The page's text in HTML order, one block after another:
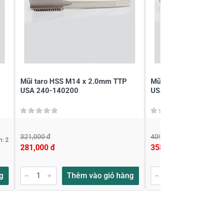
2
Mũi taro HSS M14 x 2.0mm TTP
USA 240-140200
321,000 đ
281,000 đ
Thêm vào giỏ hàng
Mũi taro HSS M16
USA 240-160200
409,000 đ
358,000 đ